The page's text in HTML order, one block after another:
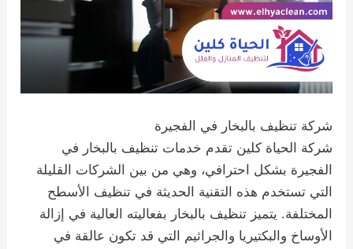
شركة تنظيف بالبخار في الفجيرة
شركة الحياة كلين تقدم خدمات تنظيف بالبخار في
الفجيرة بشكل احترافي، وهي من بين الشركات القليلة
التي تستخدم هذه التقنية الحديثة في تنظيف الأسطح
المختلفة. يتميز تنظيف بالبخار بفعاليته العالية في إزالة
الأوساخ والبكتيريا والجراثيم التي قد تكون عالقة في